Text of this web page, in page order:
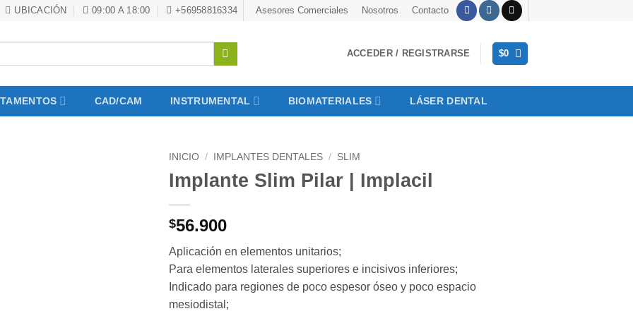
UBICACIÓN 09:00 A 18:00 +56958816334 Asesores Comerciales Nosotros Contacto
ACCEDER / REGISTRARSE $0
CAD/CAM INSTRUMENTAL BIOMATERIALES LÁSER DENTAL
INICIO / IMPLANTES DENTALES / SLIM
Implante Slim Pilar | Implacil
$56.900
Aplicación en elementos unitarios;
Para elementos laterales superiores e incisivos inferiores;
Indicado para regiones de poco espesor óseo y poco espacio
mesiodistal;